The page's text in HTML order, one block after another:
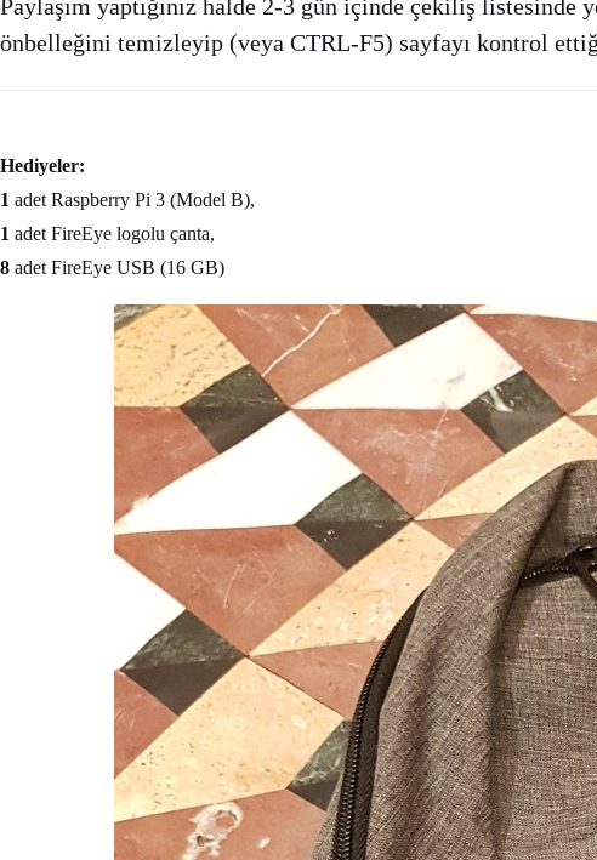
Paylaşım yaptığınız halde 2-3 gün içinde çekiliş listesinde
önbelleğini temizleyip (veya CTRL-F5) sayfayı kontrol
Hediyeler:
1 adet Raspberry Pi 3 (Model B),
1 adet FireEye logolu çanta,
8 adet FireEye USB (16 GB)